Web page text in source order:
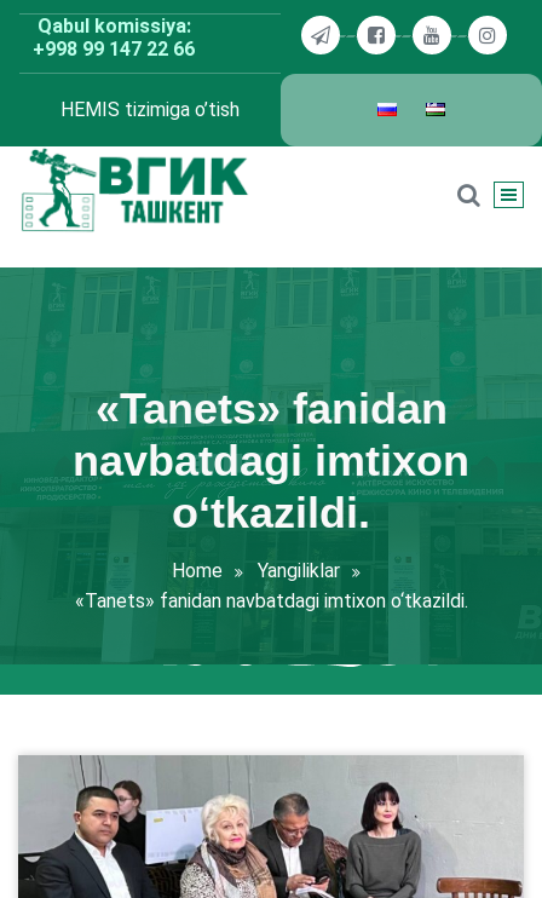
Skip
content
Qabul komissiya:
+998 99 147 22 66
HEMIS tizimiga o’tish
«Tanets» fanidan
navbatdagi imtixon
о‘tkazildi.
Home
Yangiliklar
«Tanets» fanidan navbatdagi imtixon о‘tkazildi.